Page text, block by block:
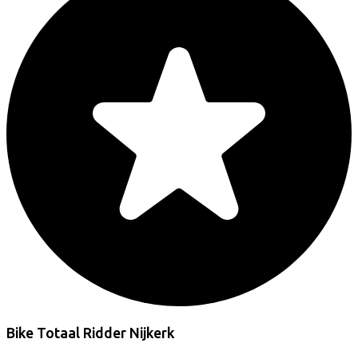
Bike Totaal Ridder Nijkerk